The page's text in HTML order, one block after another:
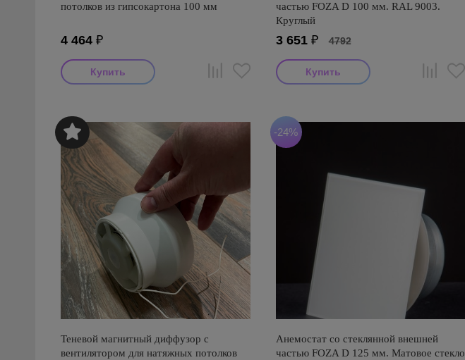
потолков из гипсокартона 100 мм
4 464 ₽
частью FOZA D 100 мм. RAL 9003.
Круглый
3 651₽ 4792
Теневой магнитный диффузор с
вентилятором для натяжных потолков
-24%
Анемостат со стеклянной внешней
частью FOZA D 125 мм. Матовое стекло